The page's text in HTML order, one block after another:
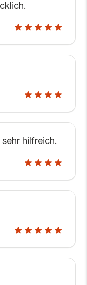
hilfreich.